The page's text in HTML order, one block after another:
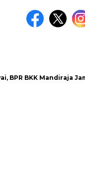
Mandiraja Jamin